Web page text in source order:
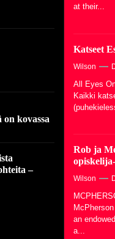
kovassa
–
at their...
Katseet
Wilson
All Eyes
Kaikki
Rob ja
Wilson
an
a...